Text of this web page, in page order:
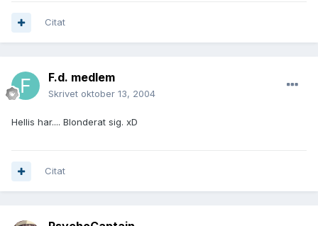
Citat
F.d. medlem
Skrivet oktober 13, 2004
Hellis har.... Blonderat sig. xD
Citat